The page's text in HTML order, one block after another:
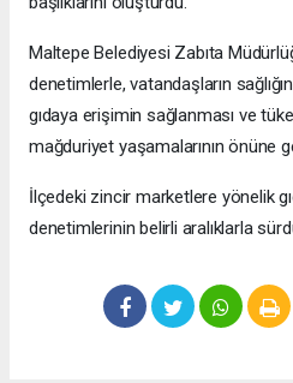
Maltepe Belediyesi Zabıta
denetimlerle, vatandaşların
gıdaya erişimin sağlanması ve
mağduriyet yaşamalarının önüne
İlçedeki zincir marketlere yönelik
denetimlerinin belirli aralıklarla